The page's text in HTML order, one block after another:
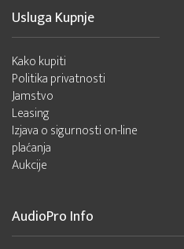
Usluga Kupnje
Kako kupiti
Politika privatnosti
Jamstvo
Leasing
Izjava o sigurnosti on-line
plaćanja
Aukcije
AudioPro Info